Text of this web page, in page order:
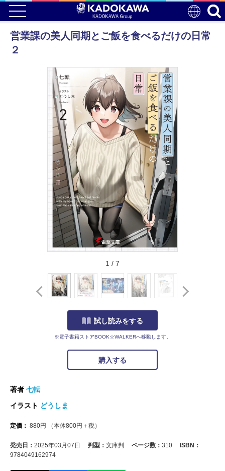
営業課の美人同期とご飯を食べるだけの日常
２
1 / 7
試し読みをする
※電子書籍ストアBOOK☆WALKERへ移動します。
購入する
著者 七転
イラスト どうしま
定価： 880円 （本体800円＋税）
発売日： 2025年03月07日 判型： 文庫判 ページ数： 310
ISBN：
9784049162974